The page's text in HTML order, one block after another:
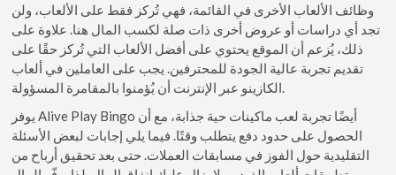
وظائف الألعاب الأخرى في القائمة، فهي تُركز فقط على الألعاب، ولن
تجد أي دراسات أو عروض أخرى ذات صلة لكسب المال هنا. علاوة على
ذلك، يُزعم أن الموقع يحتوي على أفضل الألعاب التي تُركز حقًا على
تقديم تجربة عالية الجودة للمحترفين. يجب على العاملين في ألعاب
يوفر Alive Play Bingo أيضًا تجربة لعب ماكينات حية جذابة، مع أن
الحصول على حدود دفع يتطلب وقتًا. فيما يلي إجابات لبعض الأسئلة
التقليدية حول الفوز في مسابقات العملات. حتى بعد تحقيق أرباح من